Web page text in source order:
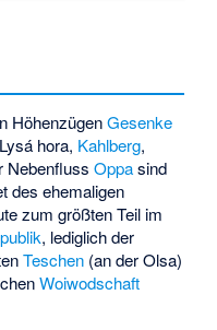
HöhenzügenGesenke
hora, Kahlberg,
NebenflussOppasind
des ehemaligen
zum größten Teil im
, lediglich der
Teschen (an der Olsa)
Woiwodschaft